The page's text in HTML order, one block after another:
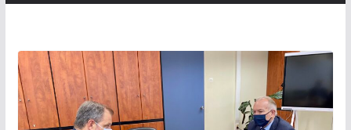
καθημερινότητάς τους»
Στέφανος Γκίκας: «Καλωσορίζω θερμά τους
911 νέους φοιτητές που επέλεξαν τα 6
Τμήματα της Κέρκυρας για τις σπουδές
τους»